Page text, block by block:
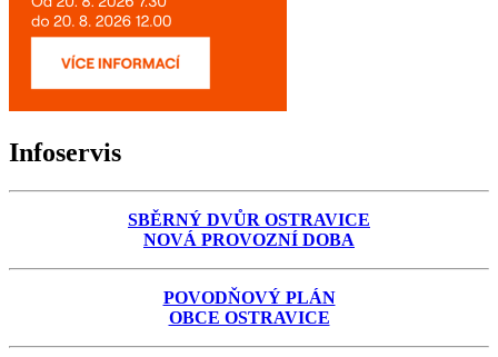
Infoservis
SBĚRNÝ DVŮR OSTRAVICE
NOVÁ PROVOZNÍ DOBA
POVODŇOVÝ PLÁN
OBCE OSTRAVICE